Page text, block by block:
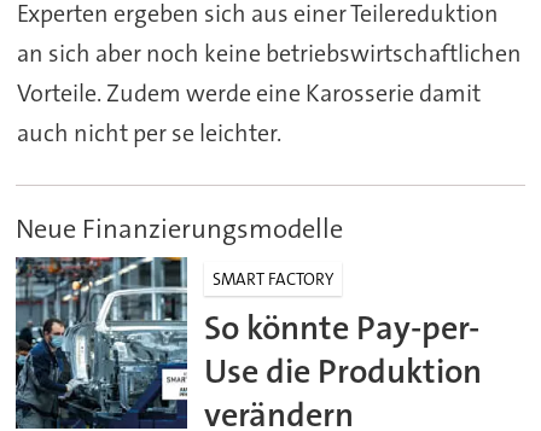
Experten ergeben sich aus einer Teilereduktion
an sich aber noch keine betriebswirtschaftlichen
Vorteile. Zudem werde eine Karosserie damit
auch nicht per se leichter.
Neue Finanzierungsmodelle
SMART FACTORY
So könnte Pay-per-
Use die Produktion
verändern